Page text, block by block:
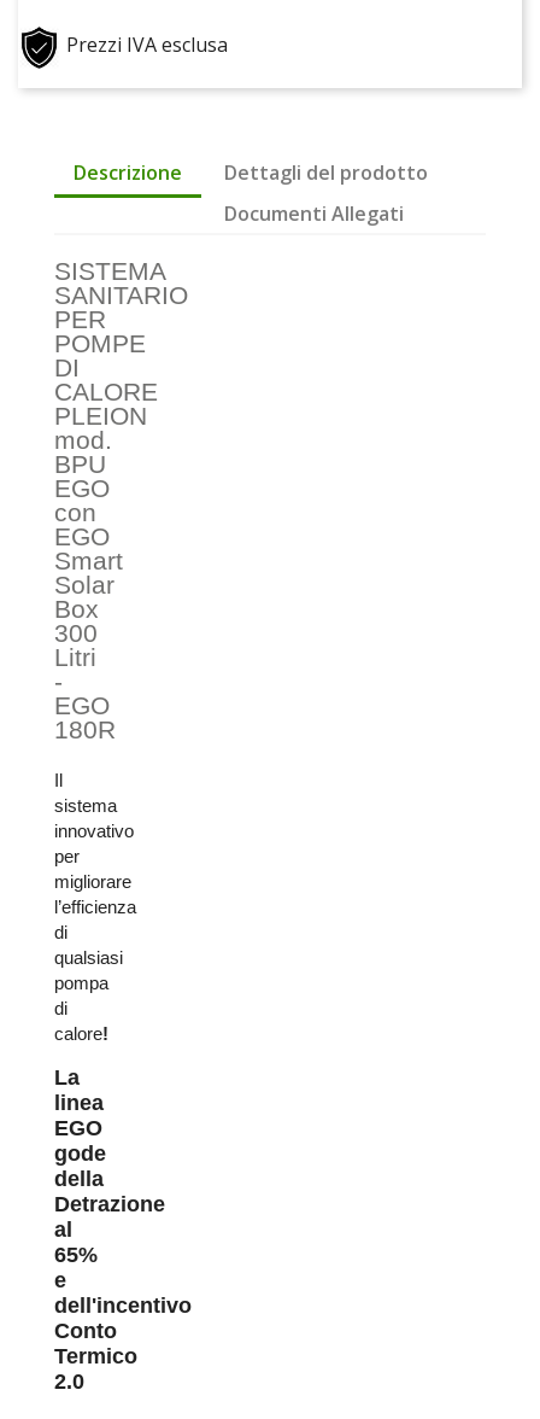
Prezzi IVA esclusa
Descrizione
Dettagli del prodotto
Documenti Allegati
SISTEMA
SANITARIO
PER
POMPE
DI
CALORE
PLEION
mod.
BPU
EGO
con
EGO
Smart
Solar
Box
300
Litri
-
EGO
180R
Il
sistema
innovativo
per
migliorare
l’efficienza
di
qualsiasi
pompa
di
calore!
La
linea
EGO
gode
della
Detrazione
al
65%
e
dell'incentivo
Conto
Termico
2.0